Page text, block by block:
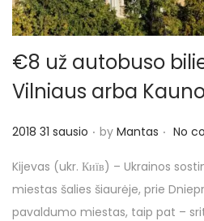
€8 už autobuso
Vilniaus arba
P
s
t
2018 31 sausio . by Mantas . No
Kijevas (ukr. Київ) – Ukrainos
miestas šalies šiaurėje, prie
pavaldumo miestas, taip pat –